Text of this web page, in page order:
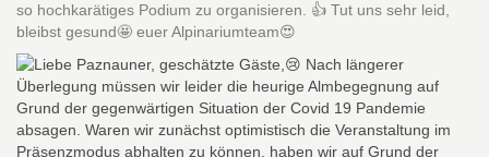
so hochkarätiges Podium zu organisieren. 👍 Tut uns sehr leid,
bleibst gesund🤩 euer Alpinariumteam😍